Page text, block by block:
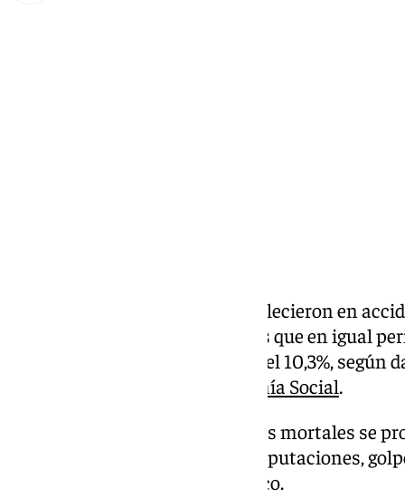
Un total de 664 trabajadores fallecieron en
primeros meses del año, 62 más que en igual
relativos implica un aumento del 10,3%, según
Ministerio de Trabajo y Economía Social.
La mayor parte de los accidentes mortales se
cerebrales, atrapamientos y amputaciones,
trabajador y accidentes de tráfico.